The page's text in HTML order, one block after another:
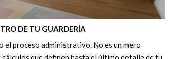
DE TU GUARDERÍA
el proceso administrativo. No es un mero